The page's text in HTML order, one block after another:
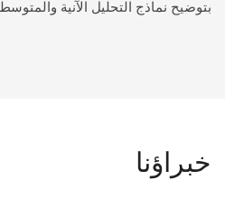
بتوضيح نماذج التحليل الآنية
خبراؤنا